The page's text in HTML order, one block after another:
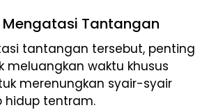
Mengatasi Tantangan
tantangan tersebut, penting
meluangkan waktu khusus
merenungkan syair-syair
hidup tentram.